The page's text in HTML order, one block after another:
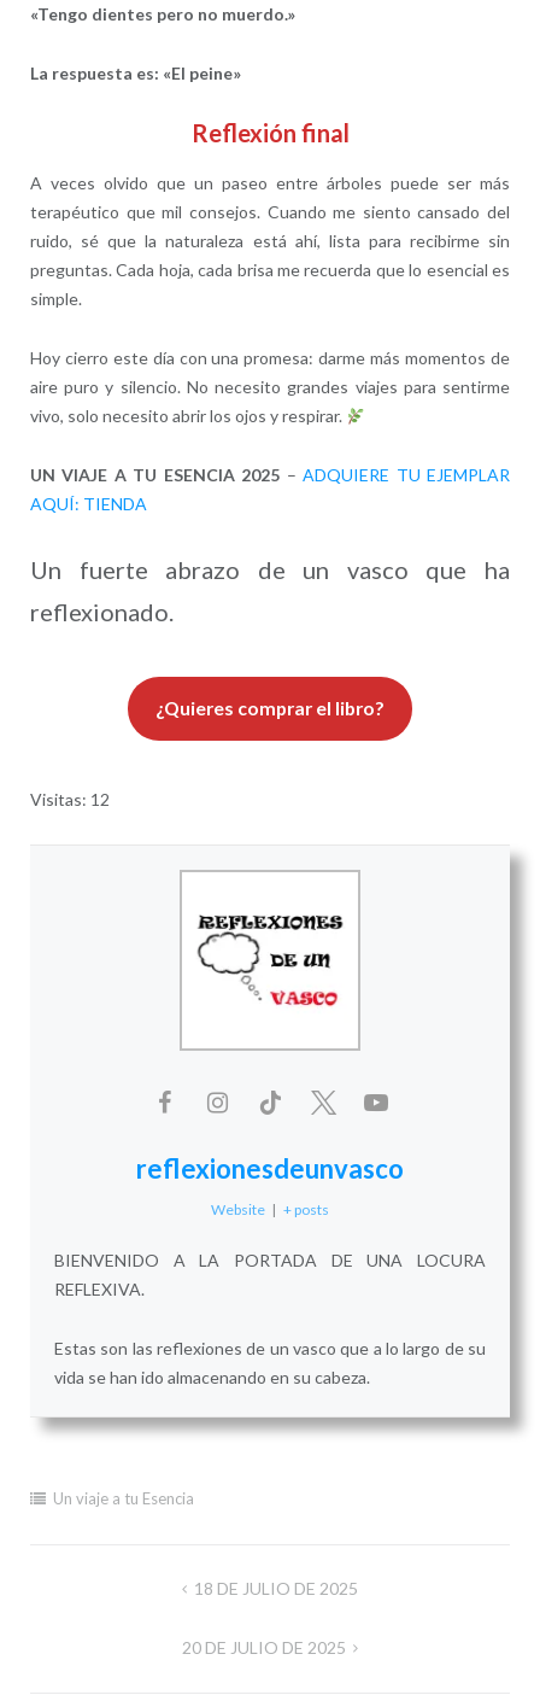
«Tengo dientes pero no muerdo.»
La respuesta es: «El peine»
Reflexión final
A veces olvido que un paseo entre árboles puede ser más
terapéutico que mil consejos. Cuando me siento cansado del
ruido, sé que la naturaleza está ahí, lista para recibirme sin
preguntas. Cada hoja, cada brisa me recuerda que lo esencial es
simple.
Hoy cierro este día con una promesa: darme más momentos de
aire puro y silencio. No necesito grandes viajes para sentirme
vivo, solo necesito abrir los ojos y respirar.
UN VIAJE A TU ESENCIA 2025 –ADQUIERE TU EJEMPLAR
AQUÍ: TIENDA
Un fuerte abrazo de un vasco que ha
reflexionado.
¿Quieres comprar el libro?
Visitas: 12
reflexionesdeunvasco
Website | + posts
BIENVENIDO A LA PORTADA DE UNA LOCURA
REFLEXIVA.
Estas son las reflexiones de un vasco que a lo largo de su
vida se han ido almacenando en su cabeza.
Un viaje a tu Esencia
18 DE JULIO DE 2025
20 DE JULIO DE 2025